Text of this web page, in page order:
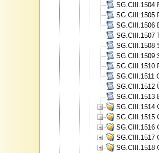
SG.CIII.1504
SG.CIII.1505
SG.CIII.1506
SG.CIII.1507
SG.CIII.1508
SG.CIII.1509
SG.CIII.1510
SG.CIII.1511
SG.CIII.1512
SG.CIII.1513
SG.CIII.1514
SG.CIII.1515
SG.CIII.1516
SG.CIII.1517
SG.CIII.1518